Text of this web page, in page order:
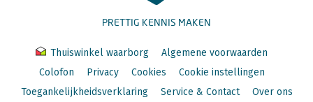
PRETTIG KENNIS MAKEN
Thuiswinkel waarborg
Algemene voorwaarden
Colofon
Privacy Cookies
Cookie instellingen
Toegankelijkheidsverklaring
Service & Contact Over ons